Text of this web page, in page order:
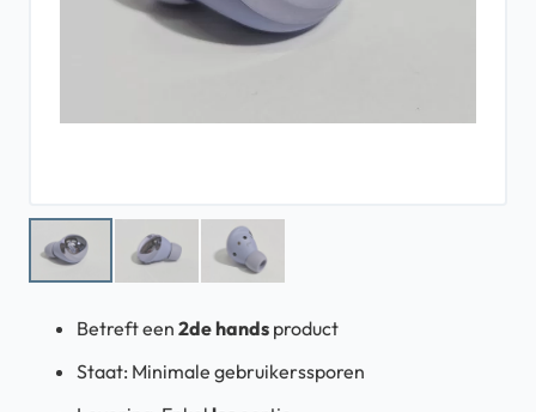
Betreft een 2de hands product
Staat: Minimale gebruikerssporen